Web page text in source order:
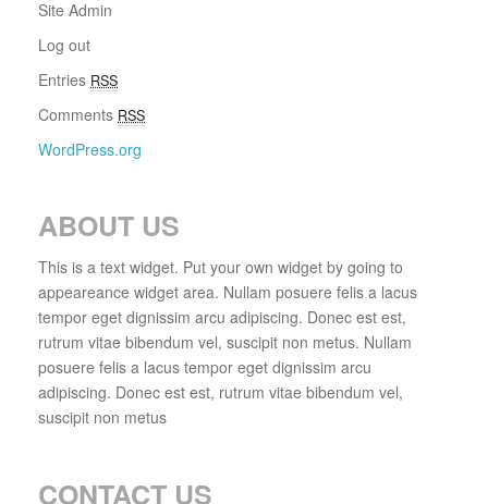
Site Admin
Log out
Entries RSS
Comments RSS
WordPress.org
ABOUT US
This is a text widget. Put your own widget by going to
appeareance widget area. Nullam posuere felis a lacus
tempor eget dignissim arcu adipiscing. Donec est est,
rutrum vitae bibendum vel, suscipit non metus. Nullam
posuere felis a lacus tempor eget dignissim arcu
adipiscing. Donec est est, rutrum vitae bibendum vel,
suscipit non metus
CONTACT US